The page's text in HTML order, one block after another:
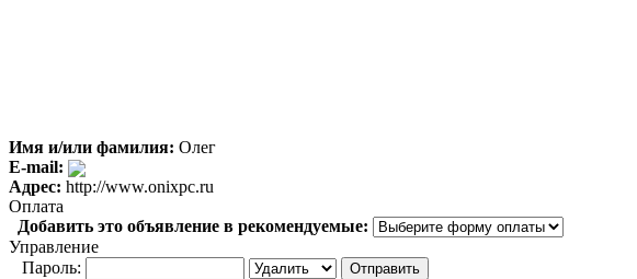
Имя и/или фамилия: Олег
E-mail:
Адрес: http://www.onixpc.ru
Оплата
Добавить это объявление в рекомендуемые:
Управление
Пароль: